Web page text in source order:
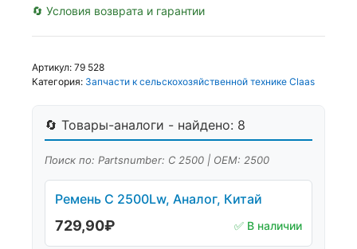
🔄 Условия возврата и гарантии
Артикул: 79 528
Категория: Запчасти к сельскохозяйственной технике Claas
🔄 Товары-аналоги - найдено: 8
Поиск по: Partsnumber: С 2500 | OEM: 2500
Ремень С 2500Lw, Аналог, Китай
729,90₽ ✅ В наличии